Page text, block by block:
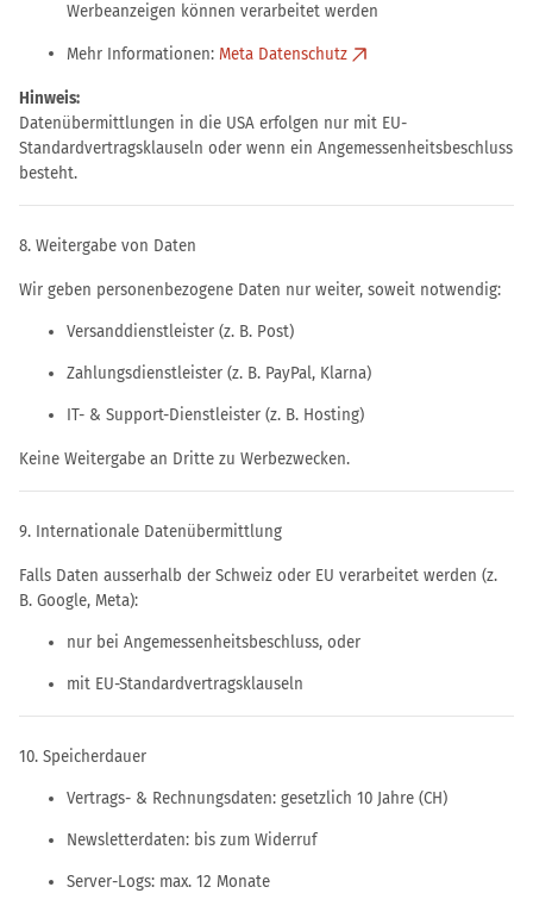
Werbeanzeigen können verarbeitet werden
Mehr Informationen: Meta Datenschutz
Hinweis:
Datenübermittlungen in die USA erfolgen nur mit EU-
Standardvertragsklauseln oder wenn ein Angemessenheitsbeschluss
besteht.
8. Weitergabe von Daten
Wir geben personenbezogene Daten nur weiter, soweit notwendig:
Versanddienstleister (z. B. Post)
Zahlungsdienstleister (z. B. PayPal, Klarna)
IT- & Support-Dienstleister (z. B. Hosting)
Keine Weitergabe an Dritte zu Werbezwecken.
9. Internationale Datenübermittlung
Falls Daten ausserhalb der Schweiz oder EU verarbeitet werden (z.
B. Google, Meta):
nur bei Angemessenheitsbeschluss, oder
mit EU-Standardvertragsklauseln
10. Speicherdauer
Vertrags- & Rechnungsdaten: gesetzlich 10 Jahre (CH)
Newsletterdaten: bis zum Widerruf
Server-Logs: max. 12 Monate